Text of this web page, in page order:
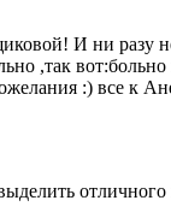
И ни разу
,так
:) все к